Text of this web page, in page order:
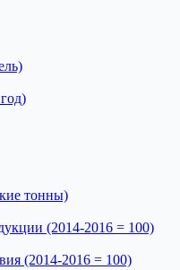
тонны)
(2014-2016 = 100)
(2014-2016 = 100)